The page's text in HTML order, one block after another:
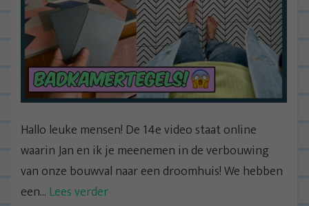
Hallo leuke mensen! De 14e video staat online
waarin Jan en ik je meenemen in de verbouwing
van onze bouwval naar een droomhuis! We hebben
een... Lees verder